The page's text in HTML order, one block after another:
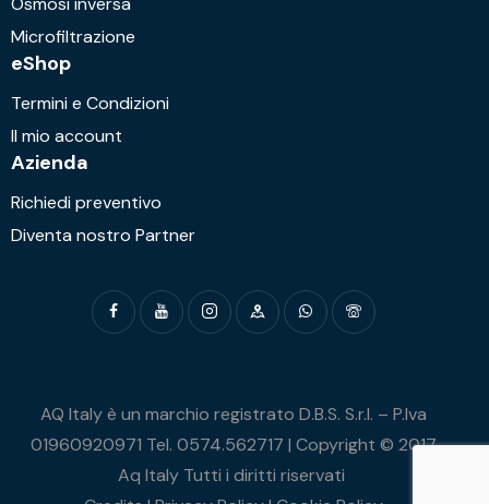
Microfiltrazione
eShop
Termini e Condizioni
Il mio account
Azienda
Richiedi preventivo
Diventa nostro Partner
AQ Italy è un marchio registrato D.B.S. S.r.l. – P.Iva
01960920971 Tel. 0574.562717 | Copyright © 2017
Aq Italy Tutti i diritti riservati